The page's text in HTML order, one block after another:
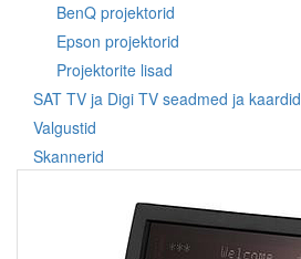
BenQ projektorid
Epson projektorid
Projektorite lisad
SAT TV ja Digi TV seadmed ja kaardid
Valgustid
Skannerid